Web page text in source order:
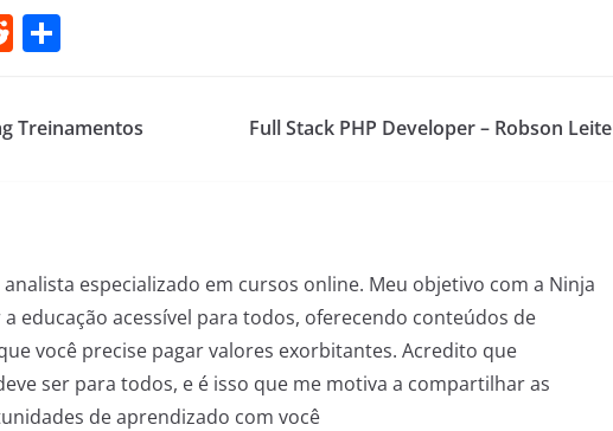
R
d
di e
Treinamentos Full Stack PHP Developer – Robson Leite
analista especializado em cursos online. Meu objetivo com a Ninja
educação acessível para todos, oferecendo conteúdos de
você precise pagar valores exorbitantes. Acredito que
ser para todos, e é isso que me motiva a compartilhar as
de aprendizado com você